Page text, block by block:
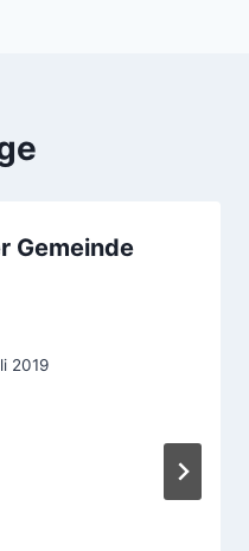
Gemeinde
2019